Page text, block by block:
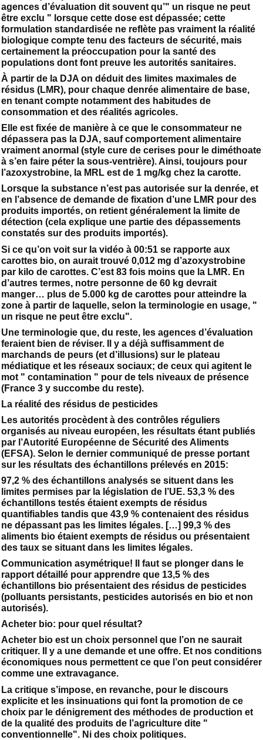
agences d’évaluation dit souvent qu’" un risque ne peut
être exclu " lorsque cette dose est dépassée; cette
formulation standardisée ne reflète pas vraiment la réalité
biologique compte tenu des facteurs de sécurité, mais
certainement la préoccupation pour la santé des
populations dont font preuve les autorités sanitaires.
À partir de la DJA on déduit des limites maximales de
résidus (LMR), pour chaque denrée alimentaire de base,
en tenant compte notamment des habitudes de
consommation et des réalités agricoles.
Elle est fixée de manière à ce que le consommateur ne
dépassera pas la DJA, sauf comportement alimentaire
vraiment anormal (style cure de cerises pour le diméthoate
à s’en faire péter la sous-ventrière). Ainsi, toujours pour
l’azoxystrobine, la MRL est de 1 mg/kg chez la carotte.
Lorsque la substance n’est pas autorisée sur la denrée, et
en l’absence de demande de fixation d’une LMR pour des
produits importés, on retient généralement la limite de
détection (cela explique une partie des dépassements
constatés sur des produits importés).
Si ce qu’on voit sur la vidéo à 00:51 se rapporte aux
carottes bio, on aurait trouvé 0,012 mg d’azoxystrobine
par kilo de carottes. C’est 83 fois moins que la LMR. En
d’autres termes, notre personne de 60 kg devrait
manger… plus de 5.000 kg de carottes pour atteindre la
zone à partir de laquelle, selon la terminologie en usage, "
un risque ne peut être exclu".
Une terminologie que, du reste, les agences d’évaluation
feraient bien de réviser. Il y a déjà suffisamment de
marchands de peurs (et d’illusions) sur le plateau
médiatique et les réseaux sociaux; de ceux qui agitent le
mot " contamination " pour de tels niveaux de présence
(France 3 y succombe du reste).
La réalité des résidus de pesticides
Les autorités procèdent à des contrôles réguliers
organisés au niveau européen, les résultats étant publiés
par l’Autorité Européenne de Sécurité des Aliments
(EFSA). Selon le dernier communiqué de presse portant
sur les résultats des échantillons prélevés en 2015:
97,2 % des échantillons analysés se situent dans les
limites permises par la législation de l’UE. 53,3 % des
échantillons testés étaient exempts de résidus
quantifiables tandis que 43,9 % contenaient des résidus
ne dépassant pas les limites légales. […] 99,3 % des
aliments bio étaient exempts de résidus ou présentaient
des taux se situant dans les limites légales.
Communication asymétrique! Il faut se plonger dans le
rapport détaillé pour apprendre que 13,5 % des
échantillons bio présentaient des résidus de pesticides
(polluants persistants, pesticides autorisés en bio et non
autorisés).
Acheter bio: pour quel résultat?
Acheter bio est un choix personnel que l’on ne saurait
critiquer. Il y a une demande et une offre. Et nos conditions
économiques nous permettent ce que l’on peut considérer
comme une extravagance.
La critique s’impose, en revanche, pour le discours
explicite et les insinuations qui font la promotion de ce
choix par le dénigrement des méthodes de production et
de la qualité des produits de l’agriculture dite "
conventionnelle". Ni des choix politiques.